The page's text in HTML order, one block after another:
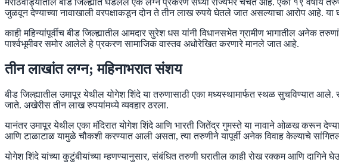
मराठवाड्यातील बीड जिल्ह्यात घडलेले एक लग्न प्रकरण सध्या राज्यभर चर्चेत आहे. एका १९ वर्षीय
जुळवून देण्याच्या नावाखाली वरपक्षाकडून दोन ते तीन लाख रुपये घेतले जात असल्याचा आरोप आहे.
काही महिन्यांपूर्वीच बीड जिल्ह्यातील आमदार सुरेश धस यांनी विधानसभेत ग्रामीण भागातील अनेक
पार्श्वभूमीवर समोर आलेले हे प्रकरण सामाजिक वास्तव अधोरेखित करणारे मानले जात आहे.
तीन लाखांत लग्न; महिनाभरात संशय
बीड जिल्ह्यातील उमापूर येथील योगेश शिंदे या तरुणासाठी एका मध्यस्थामार्फत स्थळ सुचविण्यात
जाते. अखेरीस तीन लाख रुपयांमध्ये व्यवहार ठरला.
यानंतर उमापूर येथील एका मंदिरात योगेश शिंदे आणि भारती जितेंद्र गुमस्ते या नावाने ओळख करून
आणि टाळाटाळ यामुळे चौकशी करण्यात आली असता, त्या तरुणीने यापूर्वी अनेक विवाह केल्याचे
योगेश शिंदे यांच्या कुटुंबीयांच्या म्हणण्यानुसार, संबंधित तरुणी घरातील काही रोख रक्कम आणि